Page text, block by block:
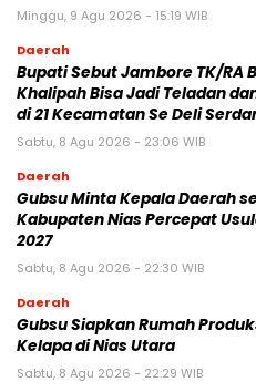
Minggu, 9 Agu 2026 - 15:19 WIB
Daerah
Bupati Sebut Jambore TK/RA
Khalipah Bisa Jadi Teladan
di 21 Kecamatan Se Deli
Sabtu, 8 Agu 2026 - 23:06 WIB
Daerah
Gubsu Minta Kepala Daerah
Kabupaten Nias Percepat
2027
Sabtu, 8 Agu 2026 - 22:30 WIB
Daerah
Gubsu Siapkan Rumah
Kelapa di Nias Utara
Sabtu, 8 Agu 2026 - 22:29 WIB